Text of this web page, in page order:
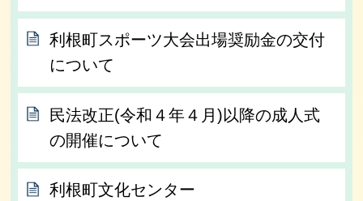
利根町スポーツ大会出場奨励金の交付
について
民法改正(令和４年４月)以降の成人式
の開催について
利根町文化センター